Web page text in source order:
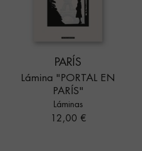
PARÍS
Lámina "PORTAL EN
PARÍS"
Láminas
Precio
12,00 €